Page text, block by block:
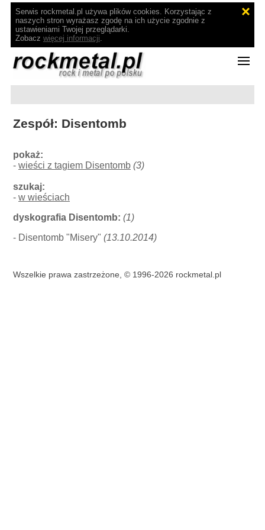
Serwis rockmetal.pl używa plików cookies. Korzystając z
naszych stron wyrażasz zgodę na ich użycie zgodnie z
ustawieniami Twojej przeglądarki.
Zobacz więcej informacji.
Zespół: Disentomb
pokaż:
-wieści z tagiem Disentomb (3)
szukaj:
-w wieściach
dyskografia Disentomb: (1)
- Disentomb "Misery"(13.10.2014)
Wszelkie prawa zastrzeżone, © 1996-2026 rockmetal.pl